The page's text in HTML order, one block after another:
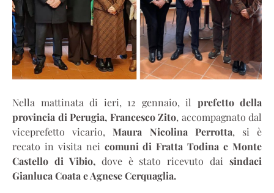
Nella mattinata di ieri, 12 gennaio, il prefetto della
provincia di Perugia, Francesco Zito, accompagnato dal
viceprefetto vicario,Maura Nicolina Perrotta, si è
recato in visita nei comuni di Fratta Todina e Monte
Castello di Vibio,dove è stato ricevuto dai sindaci
Gianluca Coata e Agnese Cerquaglia.